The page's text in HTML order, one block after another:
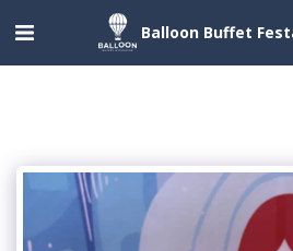
Balloon Buffet